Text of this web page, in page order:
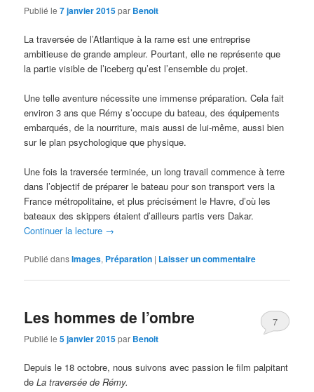
Publié le7 janvier 2015par Benoit
La traversée de l’Atlantique à la rame est une entreprise
ambitieuse de grande ampleur. Pourtant, elle ne représente que
la partie visible de l’iceberg qu’est l’ensemble du projet.
Une telle aventure nécessite une immense préparation. Cela fait
environ 3 ans que Rémy s’occupe du bateau, des équipements
embarqués, de la nourriture, mais aussi de lui-même, aussi bien
sur le plan psychologique que physique.
Une fois la traversée terminée, un long travail commence à terre
dans l’objectif de préparer le bateau pour son transport vers la
France métropolitaine, et plus précisément le Havre, d’où les
bateaux des skippers étaient d’ailleurs partis vers Dakar.
Continuer la lecture →
Publié dansImages, Préparation | Laisser un commentaire
Les hommes de l’ombre
Publié le5 janvier 2015par Benoit
7
Depuis le 18 octobre, nous suivons avec passion le film palpitant
deLa traversée de Rémy.